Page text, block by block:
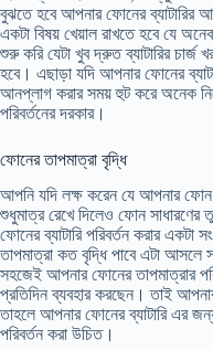
বুঝতে হবে আপনার ফোনের ব্যাটারির
একটা বিষয় খেয়াল রাখতে হবে যে
শুরু করি যেটা খুব দ্রুত ব্যাটারির চার্জ
হবে। এছাড়া যদি আপনার ফোনের
আনপ্লাগ করার সময় হুট করে অনেক
পরিবর্তনের দরকার।
ফোনের তাপমাত্রা বৃদ্ধি
আপনি যদি লক্ষ করেন যে আপনার ফোন
শুধুমাত্র রেখে দিলেও ফোন সাধারণের
ফোনের ব্যাটারি পরিবর্তন করার একটা
তাপমাত্রা কত বৃদ্ধি পাবে এটা
সহজেই আপনার ফোনের তাপমাত্রার
প্রতিদিন ব্যবহার করছেন। তাই
তাহলে আপনার ফোনের ব্যাটারি এর
পরিবর্তন করা উচিত।